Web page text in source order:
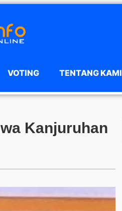
VOTING TENTANG KAMI
Kanjuruhan